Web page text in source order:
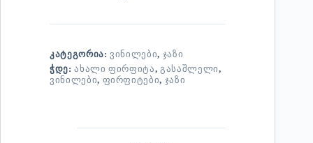
ᲙᲐᲢᲔᲒᲝᲠᲘᲐ:ᲕᲘᲜᲘᲚᲔᲑᲘ, ᲯᲐᲖᲘ
ᲭᲓᲔ:ᲐᲮᲐᲚᲘ ᲤᲘᲠᲤᲘᲢᲐ,ᲒᲐᲡᲐᲨᲚᲔᲚᲘ,
ᲕᲘᲜᲘᲚᲔᲑᲘ, ᲤᲘᲠᲤᲘᲢᲔᲑᲘ, ᲯᲐᲖᲘ